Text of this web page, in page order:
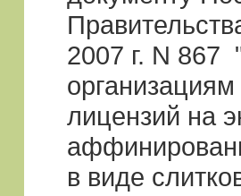
2007 г. N
лицензий на
в виде